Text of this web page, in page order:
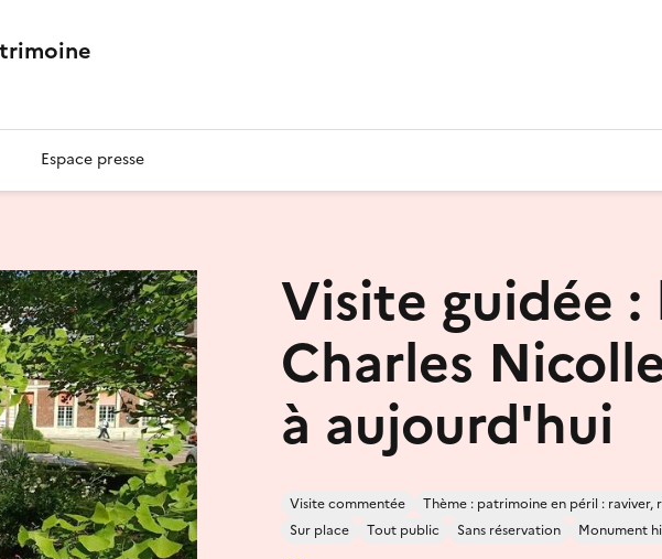
Espace presse
Visite guidée
Charles
à aujourd'hui
Visite commentée Thème : patrimoine en péril : raviver,
Sur place
Tout public Sans réservation Monument